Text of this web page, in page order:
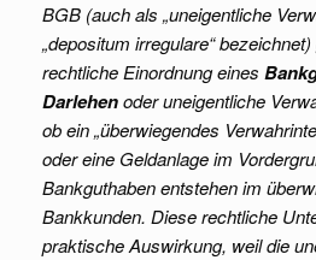
BGB (auch als „uneigentliche
„depositum irregulare“
rechtliche Einordnung eines
Darlehenoder uneigentliche
ob ein „überwiegendes
oder eine Geldanlage im
Bankguthaben entstehen im
Bankkunden. Diese rechtliche
praktische Auswirkung, weil die